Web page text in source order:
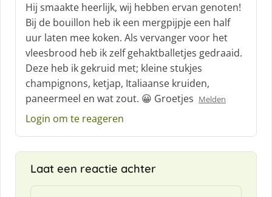
e
f
:
Hij smaakte heerlijk, wij hebben ervan genoten!
Bij de bouillon heb ik een mergpijpje een half
uur laten mee koken. Als vervanger voor het
vleesbrood heb ik zelf gehaktballetjes gedraaid.
Deze heb ik gekruid met; kleine stukjes
champignons, ketjap, Italiaanse kruiden,
paneermeel en wat zout. 😀 Groetjes Melden
Login om te reageren
Laat een reactie achter